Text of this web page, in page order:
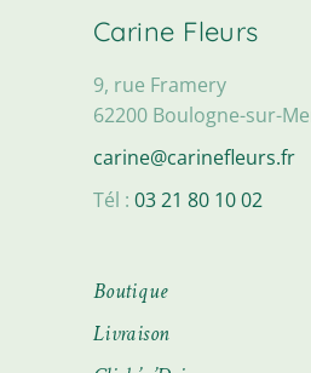
Carine Fleurs
9, rue Framery
62200 Boulogne-sur-
carine@carinefleurs.fr
Tél :03 21 80 10 02
Boutique
Livraison